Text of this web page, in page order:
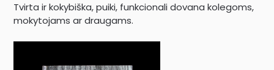
Tvirta ir kokybiška, puiki, funkcionali dovana kolegoms,
mokytojams ar draugams.